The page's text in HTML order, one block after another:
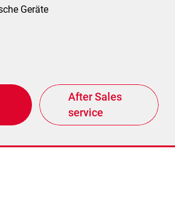
Geräte
After Sales
service